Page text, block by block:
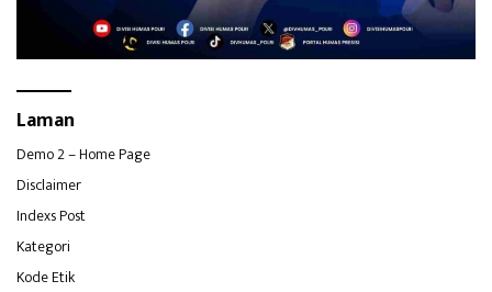
Laman
Demo 2 – Home Page
Disclaimer
Indexs Post
Kategori
Kode Etik